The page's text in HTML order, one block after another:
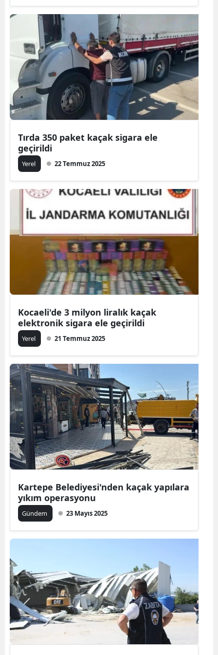
Tırda 350 paket kaçak sigara ele
geçirildi
Yerel 22 Temmuz 2025
Kocaeli'de 3 milyon liralık kaçak
elektronik sigara ele geçirildi
Yerel 21 Temmuz 2025
Kartepe Belediyesi'nden kaçak yapılara
yıkım operasyonu
Gündem 23 Mayıs 2025